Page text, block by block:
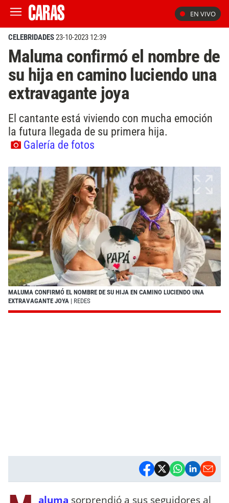
EN VIVO
CELEBRIDADES23-10-2023 12:39
Maluma confirmó el nombre de
su hija en camino luciendo una
extravagante joya
El cantante está viviendo con mucha emoción
la futura llegada de su primera hija.
Galería de fotos
MALUMA CONFIRMÓ EL NOMBRE DE SU HIJA EN CAMINO LUCIENDO UNA
EXTRAVAGANTE JOYA | REDES
aluma sorprendió a sus seguidores al